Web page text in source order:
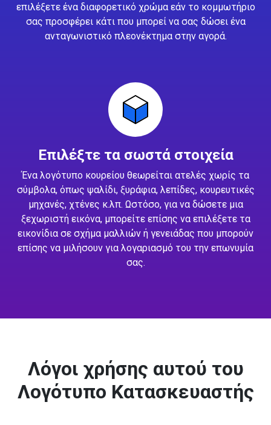
επιλέξετε ένα διαφορετικό χρώμα εάν το κομμωτήριο
σας προσφέρει κάτι που μπορεί να σας δώσει ένα
ανταγωνιστικό πλεονέκτημα στην αγορά.
Επιλέξτε τα σωστά στοιχεία
Ένα λογότυπο κουρείου θεωρείται ατελές χωρίς τα
σύμβολα, όπως ψαλίδι, ξυράφια, λεπίδες, κουρευτικές
μηχανές, χτένες κ.λπ. Ωστόσο, για να δώσετε μια
ξεχωριστή εικόνα, μπορείτε επίσης να επιλέξετε τα
εικονίδια σε σχήμα μαλλιών ή γενειάδας που μπορούν
επίσης να μιλήσουν για λογαριασμό του την επωνυμία
σας.
Λόγοι χρήσης αυτού του
Λογότυπο Κατασκευαστής